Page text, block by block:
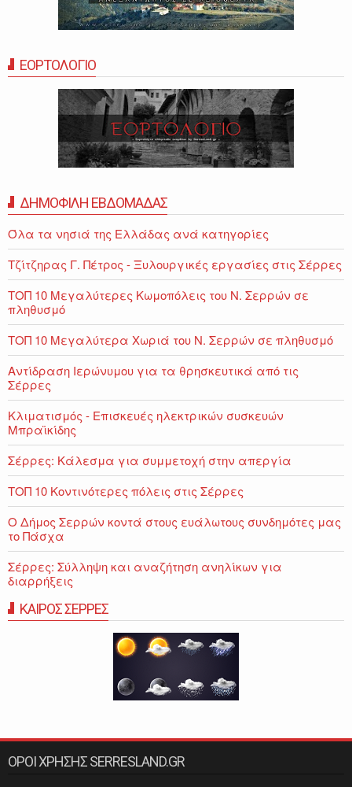
ΕΟΡΤΟΛΟΓΙΟ
ΔΗΜΟΦΙΛΗ ΕΒΔΟΜΑΔΑΣ
Όλα τα νησιά της Ελλάδας ανά κατηγορίες
Τζίτζηρας Γ. Πέτρος - Ξυλουργικές εργασίες στις Σέρρες
ΤΟΠ 10 Μεγαλύτερες Κωμοπόλεις του Ν. Σερρών σε
πληθυσμό
ΤΟΠ 10 Μεγαλύτερα Χωριά του Ν. Σερρών σε πληθυσμό
Αντίδραση Ιερώνυμου για τα θρησκευτικά από τις
Σέρρες
Κλιματισμός - Επισκευές ηλεκτρικών συσκευών
Μπραϊκίδης
Σέρρες: Κάλεσμα για συμμετοχή στην απεργία
ΤΟΠ 10 Κοντινότερες πόλεις στις Σέρρες
Ο Δήμος Σερρών κοντά στους ευάλωτους συνδημότες μας
το Πάσχα
Σέρρες: Σύλληψη και αναζήτηση ανηλίκων για
διαρρήξεις
ΚΑΙΡΟΣ ΣΕΡΡΕΣ
ΟΡΟΙ ΧΡΗΣΗΣ SERRESLAND.GR